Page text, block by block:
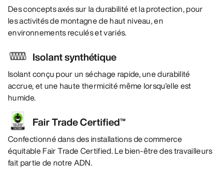
Des concepts axés sur la durabilité et la protection, pour
les activités de montagne de haut niveau, en
environnements reculés et variés.
Isolant synthétique
Isolant conçu pour un séchage rapide, une durabilité
accrue, et une haute thermicité même lorsqu’elle est
humide.
Fair Trade Certified™
Confectionné dans des installations de commerce
équitable Fair Trade Certified. Le bien-être des travailleurs
fait partie de notre ADN.